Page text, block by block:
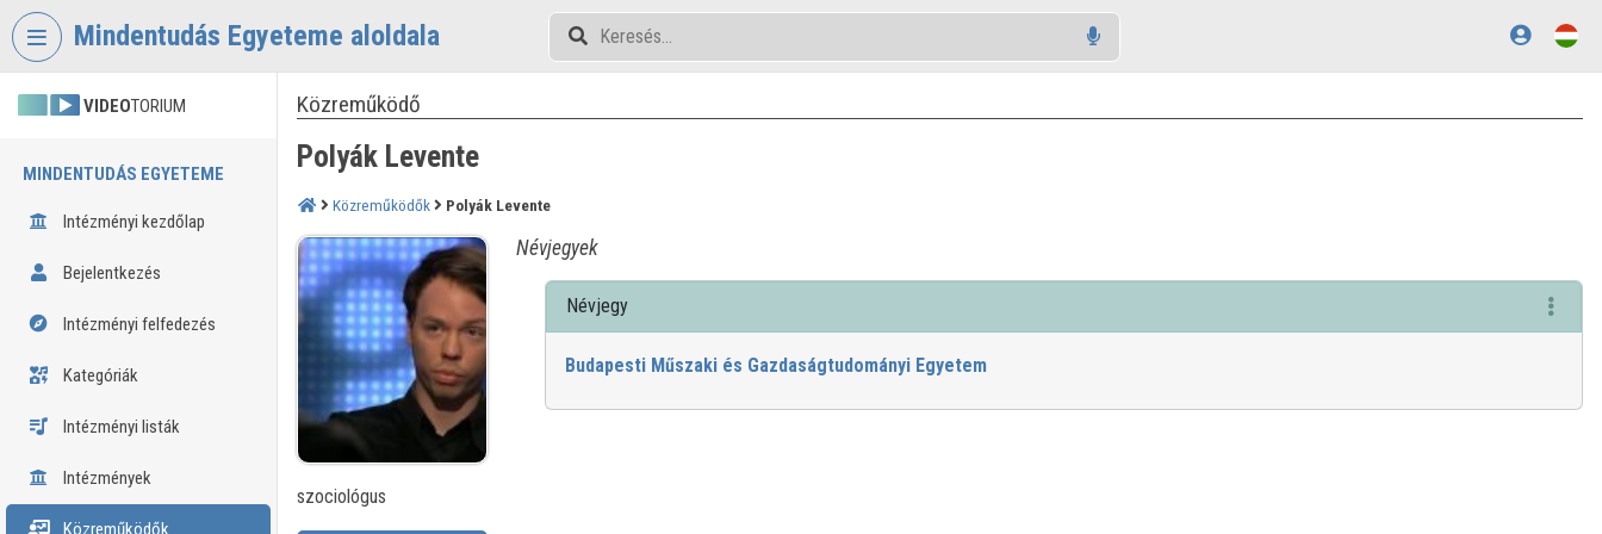
Fejléc kihagyása
Mindentudás Egyeteme aloldala
VIDEOTORIUM
MINDENTUDÁS EGYETEME
Intézményi kezdőlap
Bejelentkezés
Intézményi felfedezés
Kategóriák
Intézményi listák
Intézmények
Közreműködők
Közreműködő
Polyák Levente
Közreműködők Polyák Levente
szociológus
Névjegyek
Névjegy
Budapesti Műszaki és Gazdaságtudományi Egyetem